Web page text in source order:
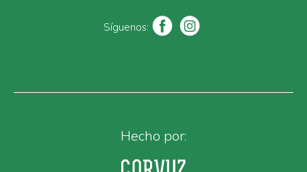
Síguenos:
Hecho por: